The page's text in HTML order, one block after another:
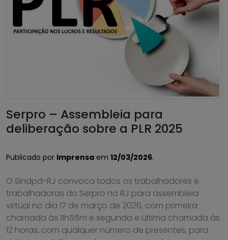
Serpro – Assembleia para
deliberação sobre a PLR 2025
Publicado por Imprensa em 12/03/2026.
O Sindpd-RJ convoca todos os trabalhadores e
trabalhadoras do Serpro no RJ para assembleia
virtual no dia 17 de março de 2026, com primeira
chamada às 11h55m e segunda e última chamada às
12 horas, com qualquer número de presentes, para